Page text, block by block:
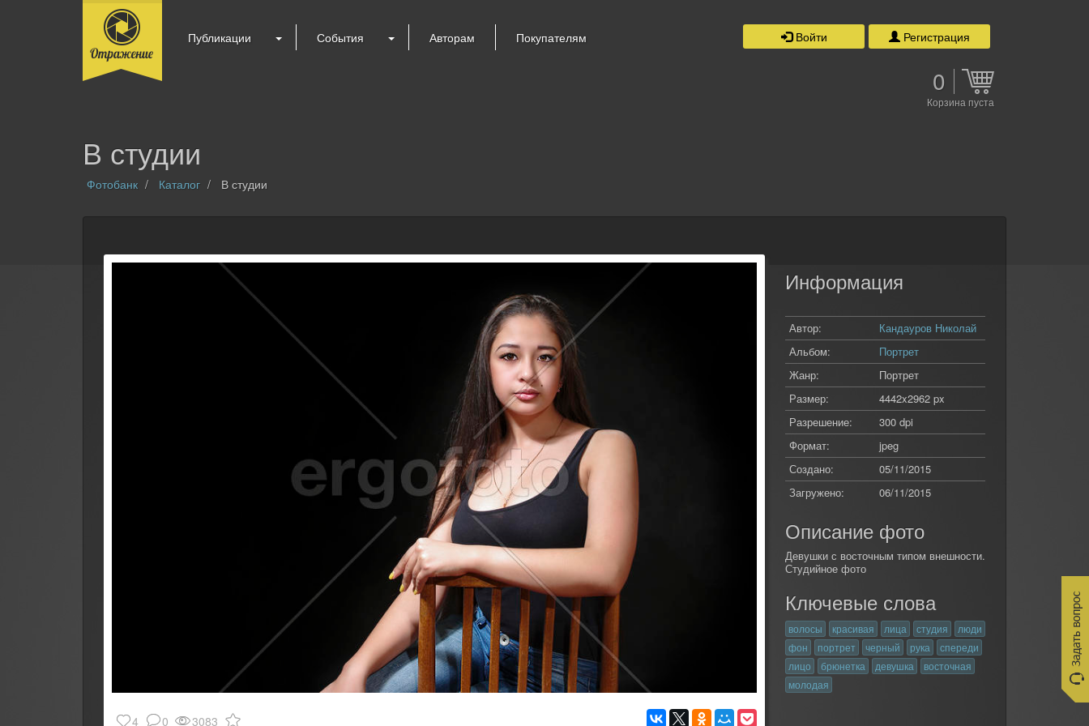
Публикации События Авторам Покупателям Войти Регистрация
0
Корзина пуста
В студии
Фотобанк Каталог В студии
4 0 3083
Информация
Автор:
Кандауров Николай
Альбом:
Портрет
Жанр:
Портрет
Размер:
4442x2962 px
Разрешение:
300 dpi
Формат:
jpeg
Создано:
05/11/2015
Загружено:
06/11/2015
Описание фото
Девушки с восточным типом внешности.
Студийное фото
Ключевые слова
волосы красивая лица студия
люди
фон
портрет черный рука
спереди
лицо
брюнетка девушка
восточная
молодая